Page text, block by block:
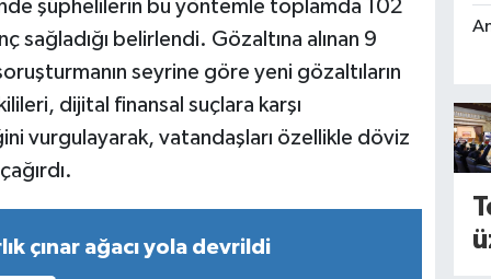
şüphelilerin bu yöntemle toplamda 102
sağladığı belirlendi. Gözaltına alınan 9
seyrine göre yeni gözaltıların
dijital finansal suçlara karşı
vurgulayarak, vatandaşları özellikle döviz
çınar ağacı yola devrildi